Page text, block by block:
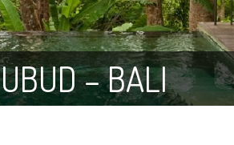
UBUD – BALI